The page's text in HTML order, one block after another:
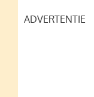
ADVERTENTIE